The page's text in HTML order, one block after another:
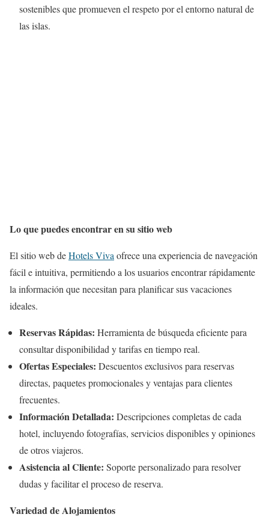
sostenibles que promueven el respeto por el entorno natural de
las islas.
Lo que puedes encontrar en su sitio web
El sitio web deHotels Viva ofrece una experiencia de navegación
fácil e intuitiva, permitiendo a los usuarios encontrar rápidamente
la información que necesitan para planificar sus vacaciones
ideales.
Reservas Rápidas: Herramienta de búsqueda eficiente para
consultar disponibilidad y tarifas en tiempo real.
Ofertas Especiales: Descuentos exclusivos para reservas
directas, paquetes promocionales y ventajas para clientes
frecuentes.
Información Detallada: Descripciones completas de cada
hotel, incluyendo fotografías, servicios disponibles y opiniones
de otros viajeros.
Asistencia al Cliente: Soporte personalizado para resolver
dudas y facilitar el proceso de reserva.
Variedad de Alojamientos